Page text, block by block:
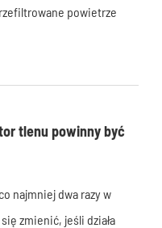
powietrze
tlenu powinny być
najmniej dwa razy w
zmienić, jeśli działa